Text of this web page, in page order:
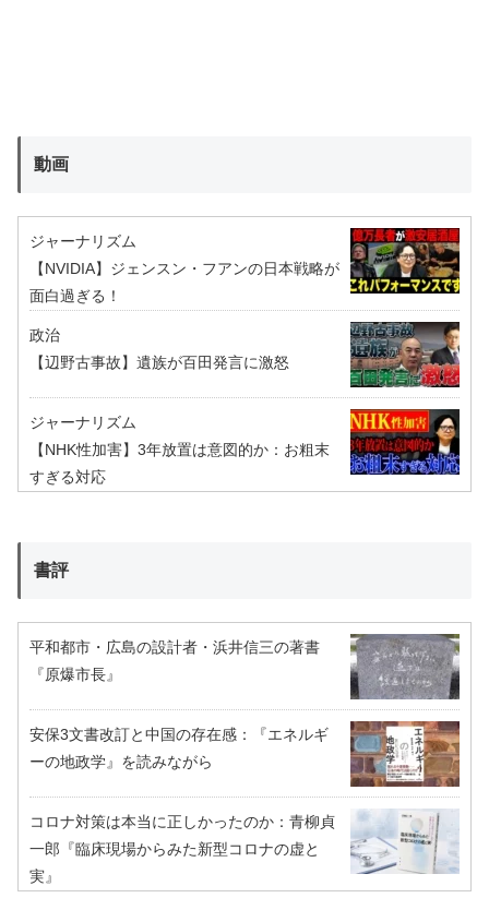
動画
ジャーナリズム
【NVIDIA】ジェンスン・フアンの日本戦略が
面白過ぎる！
政治
【辺野古事故】遺族が百田発言に激怒
ジャーナリズム
【NHK性加害】3年放置は意図的か：お粗末
すぎる対応
書評
平和都市・広島の設計者・浜井信三の著書
『原爆市長』
安保3文書改訂と中国の存在感：『エネルギ
ーの地政学』を読みながら
コロナ対策は本当に正しかったのか：青柳貞
一郎『臨床現場からみた新型コロナの虚と
実』